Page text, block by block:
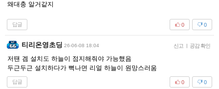
왜대충 알거같지
답글 0
0
티리온영초딩 26-06-08 18:04 신고 | 공감 확인
저땐 겜 설치도 하늘이 점지해줘야 가능했음
두근두근 설치하다가 뻑나면 리얼 하늘이 원망스러움
답글 0
0